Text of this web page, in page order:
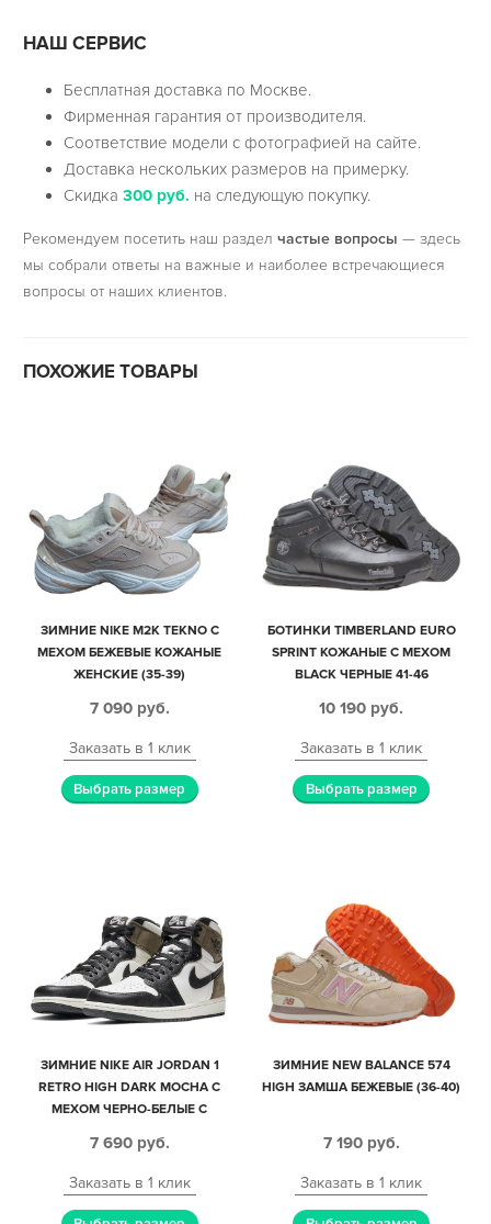
НАШ СЕРВИС
Бесплатная доставка по Москве.
Фирменная гарантия от производителя.
Соответствие модели с фотографией на сайте.
Доставка нескольких размеров на примерку.
Скидка300 руб. на следующую покупку.
Рекомендуем посетить наш раздел частые вопросы — здесь
мы собрали ответы на важные и наиболее встречающиеся
вопросы от наших клиентов.
ПОХОЖИЕ ТОВАРЫ
ЗИМНИЕ NIKE M2K TEKNO С
МЕХОМ БЕЖЕВЫЕ КОЖАНЫЕ
ЖЕНСКИЕ (35-39)
7 090 руб.
Заказать в 1 клик
Выбрать размер
БОТИНКИ TIMBERLAND EURO
SPRINT КОЖАНЫЕ С МЕХОМ
BLACK ЧЕРНЫЕ 41-46
10 190 руб.
Заказать в 1 клик
Выбрать размер
ЗИМНИЕ NIKE AIR JORDAN 1
RETRO HIGH DARK MOCHA С
МЕХОМ ЧЕРНО-БЕЛЫЕ С
ЖЕНСКИЕ (35-40)
7 690 руб.
Заказать в 1 клик
ЗИМНИЕ NEW BALANCE 574
HIGH ЗАМША БЕЖЕВЫЕ (36-40)
7 190 руб.
Заказать в 1 клик